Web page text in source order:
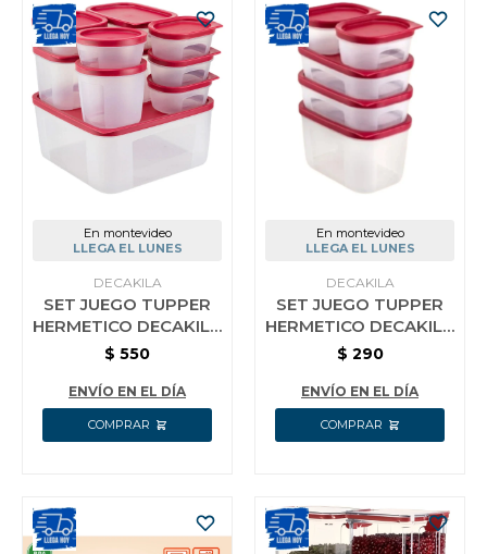
En montevideo
LLEGA EL LUNES
DECAKILA
SET JUEGO TUPPER
HERMETICO DECAKILA
10 PIEZAS
$ 550
ENVÍO EN EL DÍA
En montevideo
LLEGA EL LUNES
DECAKILA
SET JUEGO TUPPER
HERMETICO DECAKILA
5 PIEZAS
$ 290
ENVÍO EN EL DÍA